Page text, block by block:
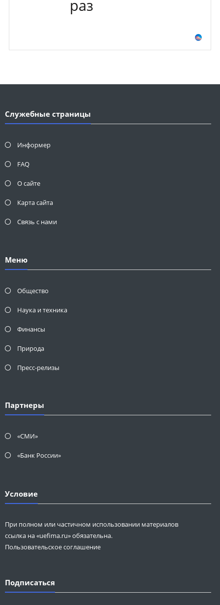
раз
Служебные страницы
Информер
FAQ
О сайте
Карта сайта
Связь с нами
Меню
Общество
Наука и техника
Финансы
Природа
Пресс-релизы
Партнеры
«СМИ»
«Банк России»
Условие
При полном или частичном использовании материалов
ссылка на «uefima.ru» обязательна.
Пользовательское соглашение
Подписаться